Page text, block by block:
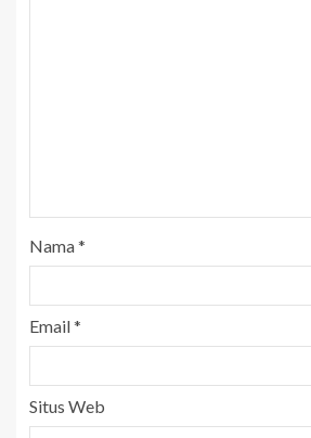
Nama*
Email*
Situs Web